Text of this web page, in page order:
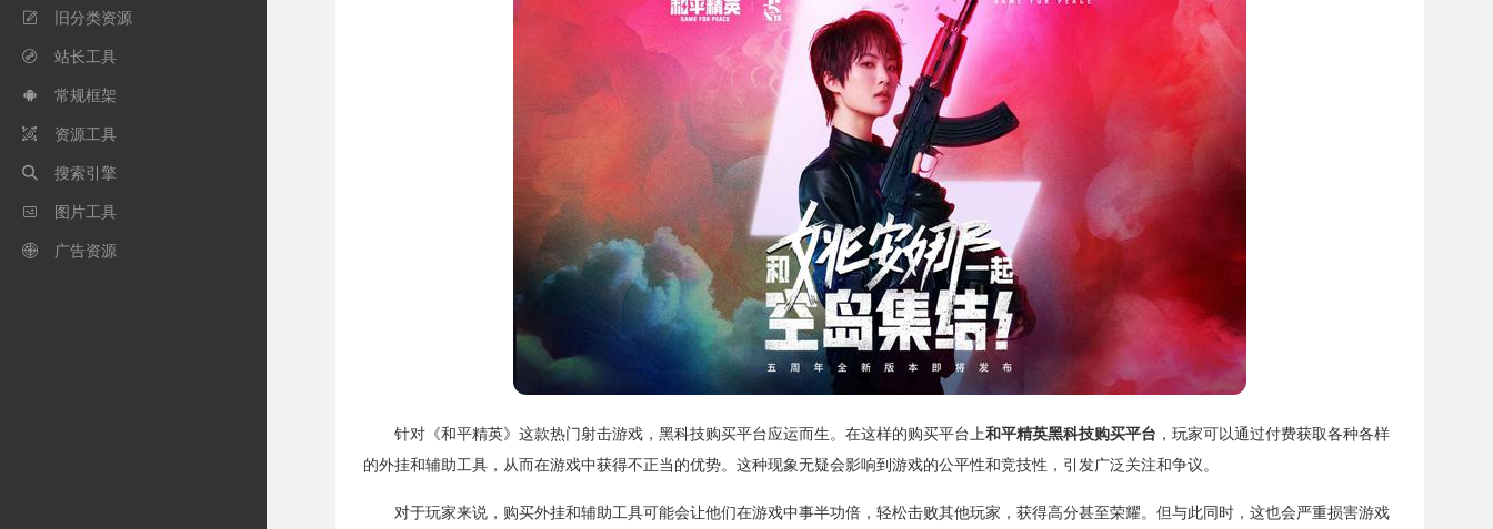
 旧分类资源
 站长工具
 常规框架
 资源工具
 搜索引擎
 图片工具
 广告资源
针对《和平精英》这款热门射击游戏，黑科技购买平台应运而生。在这样的购买平台上和平精英黑科技购买平台 ，玩家可以通过付费获取各种各样
的外挂和辅助工具，从而在游戏中获得不正当的优势。这种现象无疑会影响到游戏的公平性和竞技性，引发广泛关注和争议。
对于玩家来说，购买外挂和辅助工具可能会让他们在游戏中事半功倍，轻松击败其他玩家，获得高分甚至荣耀。但与此同时，这也会严重损害游戏